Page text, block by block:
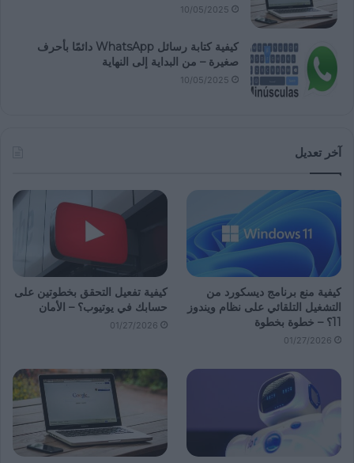
10/05/2025
كيفية كتابة رسائل WhatsApp دائمًا بأحرف
صغيرة – من البداية إلى النهاية
10/05/2025
آخر تعديل
كيفية منع برنامج ديسكورد من
التشغيل التلقائي على نظام ويندوز
11؟ – خطوة بخطوة
01/27/2026
كيفية تفعيل التحقق بخطوتين على
حسابك في يوتيوب؟ – الأمان
01/27/2026